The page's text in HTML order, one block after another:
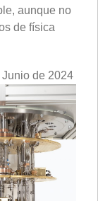
aunque no
de física
de 2024